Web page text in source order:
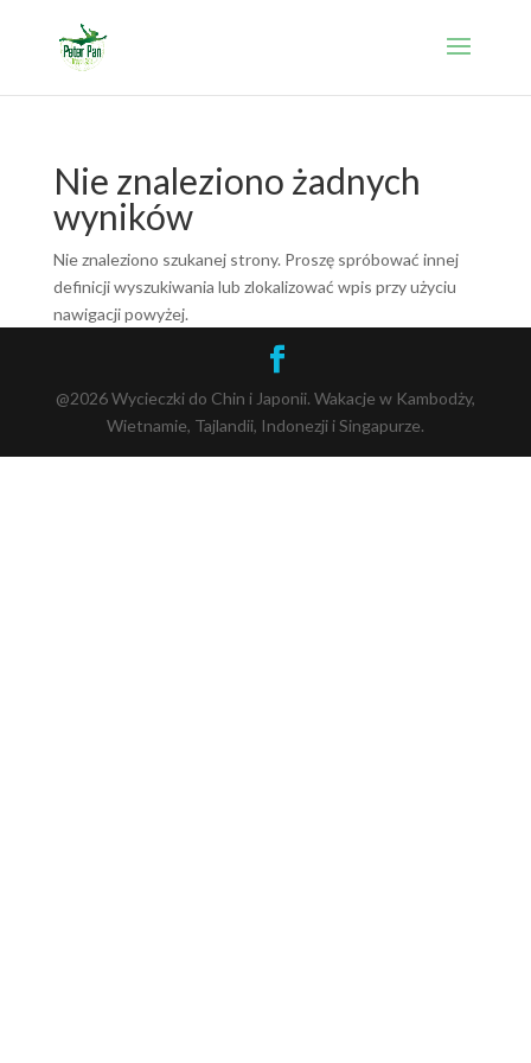
Nie znaleziono żadnych
wyników
Nie znaleziono szukanej strony. Proszę spróbować innej
definicji wyszukiwania lub zlokalizować wpis przy użyciu
nawigacji powyżej.
@2026 Wycieczki do Chin i Japonii. Wakacje w Kambodży,
Wietnamie, Tajlandii, Indonezji i Singapurze.